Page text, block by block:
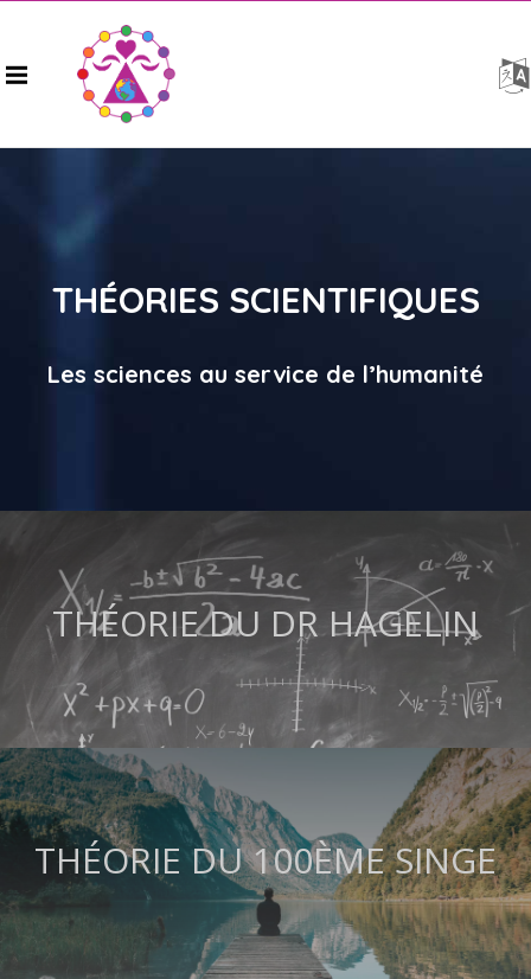
THÉORIES SCIENTIFIQUES
Les sciences au service de l’humanité
THÉORIE DU DR HAGELIN
THÉORIE DU 100ÈME SINGE